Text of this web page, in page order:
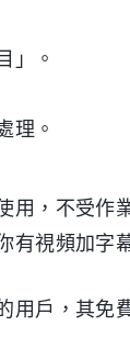
」。
理。
用，不受作
有視頻加
用戶，其免